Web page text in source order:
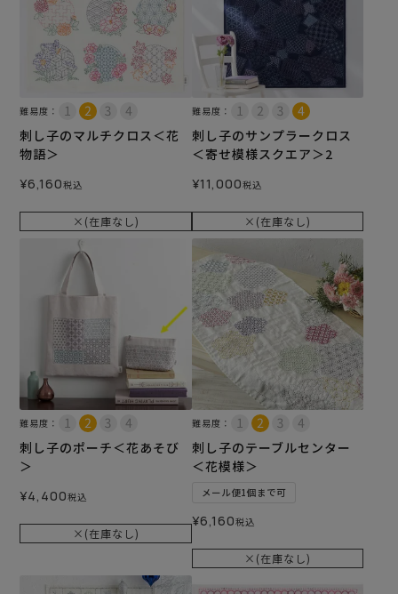
難易度：
刺し子のマルチクロス＜花
物語＞
¥6,160税込
×(在庫なし)
難易度：
刺し子のサンプラークロス
＜寄せ模様スクエア＞2
¥11,000税込
×(在庫なし)
難易度：
刺し子のポーチ＜花あそび
＞
¥4,400税込
×(在庫なし)
難易度：
刺し子のテーブルセンター
＜花模様＞
メール便1個まで可
¥6,160税込
×(在庫なし)